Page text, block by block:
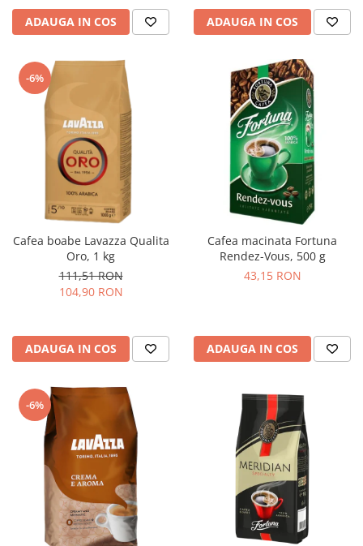
ADAUGA IN COS ADAUGA IN COS
-6%
Cafea boabe Lavazza Qualita
Oro, 1 kg
111,51 RON
104,90 RON
ADAUGA IN COS
Cafea macinata Fortuna
Rendez-Vous, 500 g
43,15 RON
ADAUGA IN COS
-6%